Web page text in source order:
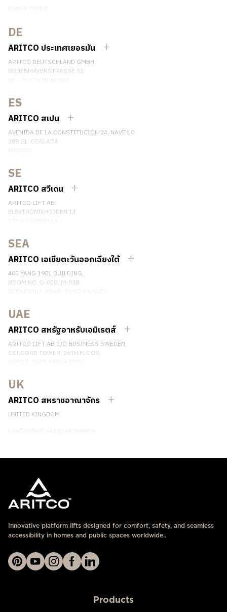
LG059, CIMEN
SHANGHAI, CHINA
EMAIL:INFO.CHINA@ARITCO.COM
เบอร์โทรศัพท์: +86 400 6233 121
ติดต่อเรา
DE
ARITCO ประเทศเยอรมัน
ARITCO DEUTSCHLAND GMBH
WIDENMAYERSTRASSE 31
เบอร์โทรศัพท์: +49 7123 9597272
ติดต่อเรา
ES
ARITCO สเปน
AVENIDA DE LA CONSTITUCIÓN 24, NAVE 10
288 21, COSLADA
เบอร์โทรศัพท์: (+34) 918 622 552
ติดต่อเรา
SE
ARITCO สวีเดน
ARITCO LIFT AB
ELEKTRONIKHÖJDEN 14
เบอร์โทรศัพท์: +46 8 120 401 00
ติดต่อเรา
SEA
ARITCO เอเชียตะวันออกเฉียงใต้
405 YANG 1981 BUILDING,
ROOM NO. G-02B, M-03B
เบอร์โทรศัพท์: +66 863174017
ติดต่อเรา
UAE
ARITCO สหรัฐอาหรับเอมิเรตส์
ARITCO LIFT AB C/O BUSINESS SWEDEN,
CONCORD TOWER, 26TH FLOOR,
ติดต่อเรา
UK
ARITCO สหราชอาณาจักร
UNITED KINGDOM
เบอร์โทรศัพท์: +44 1604 808809
Innovative platform lifts designed for comfort, safety, and seamless
accessibility in homes and public spaces worldwide..
Products